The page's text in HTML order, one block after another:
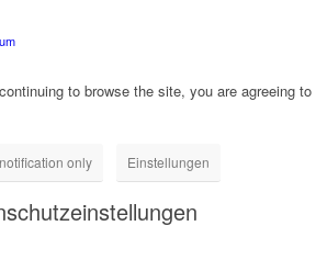
to browse the site, you are agreeing to
only Einstellungen